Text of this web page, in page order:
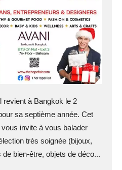
revient à Bangkok le 2
sa septième année. Cet
invite à vous balader
très soignée (bijoux,
bien-être, objets de déco...